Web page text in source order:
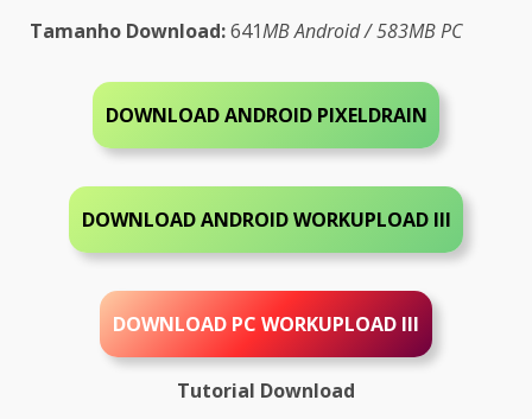
Tamanho Download:641MB Android / 583MB PC
DOWNLOAD ANDROID PIXELDRAIN
DOWNLOAD ANDROID WORKUPLOAD III
DOWNLOAD PC WORKUPLOAD III
Tutorial Download